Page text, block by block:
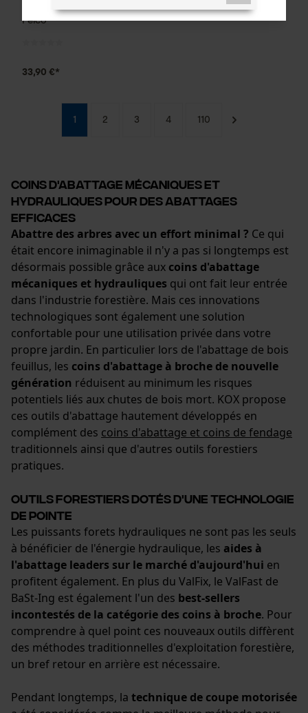
Felco
33,90 €*
1 2 3 4 110
Coins d'abattage mécaniques et
hydrauliques pour des abattages
efficaces
Abattre des arbres avec un effort minimal ? Ce qui
était encore inimaginable il n'y a pas si longtemps est
désormais possible grâce aux coins d'abattage
mécaniques et hydrauliques qui ont fait leur entrée
dans l'industrie forestière. Mais ces innovations
technologiques sont également une solution
confortable pour une utilisation privée dans votre
propre jardin. En particulier lors de l'abattage de bois
feuillus, les coins d'abattage à broche de nouvelle
génération réduisent au minimum les risques
potentiels liés aux chutes de bois mort. KOX propose
ces outils d'abattage hautement développés en
complément des coins d'abattage et coins de fendage
traditionnels ainsi que d'autres outils forestiers
pratiques.
Outils forestiers dotés d'une technologie
de pointe
Les puissants forets hydrauliques ne sont pas les seuls
à bénéficier de l'énergie hydraulique, les aides à
l'abattage leaders sur le marché d'aujourd'hui en
profitent également. En plus du ValFix, le ValFast de
BaSt-Ing est également l'un des best-sellers
incontestés de la catégorie des coins à broche. Pour
comprendre à quel point ces nouveaux outils diffèrent
des méthodes traditionnelles d'exploitation forestière,
un bref retour en arrière est nécessaire.
Pendant longtemps, la technique de coupe motorisée
ID de session
Sauvegarder les préférences
pour traitement des données
Econda Tag Manager
Cookies statistiques
Econda Analytics
Mouseflow Web Analytics Tool
Loop54 Personalization
Page d'accueil personnalisée
Panier sauvegardé
Salutation personnelle
Géo-IP et détection des
utilisateurs
Vidéos YouTube
Prise de contact par chat